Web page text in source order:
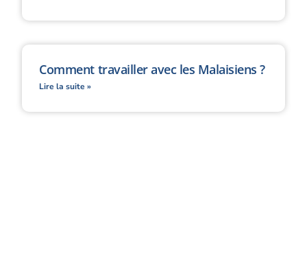
Comment travailler avec les Malaisiens ?
Lire la suite »